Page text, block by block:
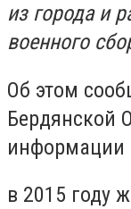
из города и
военного
Об этом
Бердянской
информации
в 2015 году